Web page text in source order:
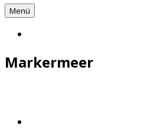
Menü
Markermeer